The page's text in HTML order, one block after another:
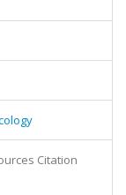
Citation